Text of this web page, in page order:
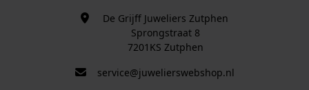
De Grijff Juweliers Zutphen
Sprongstraat 8
7201KS Zutphen
service@juwelierswebshop.nl